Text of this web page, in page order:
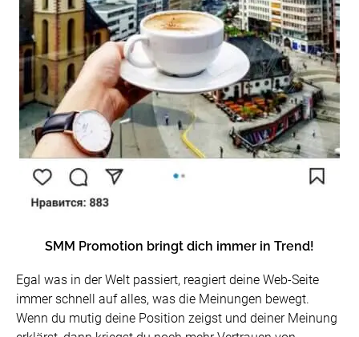
SMM Promotion bringt dich immer in Trend!
Egal was in der Welt passiert, reagiert deine Web-Seite
immer schnell auf alles, was die Meinungen bewegt.
Wenn du mutig deine Position zeigst und deiner Meinung